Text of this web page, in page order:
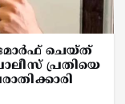
മോർഫ് ചെയ്ത്
പ്രതിയെ